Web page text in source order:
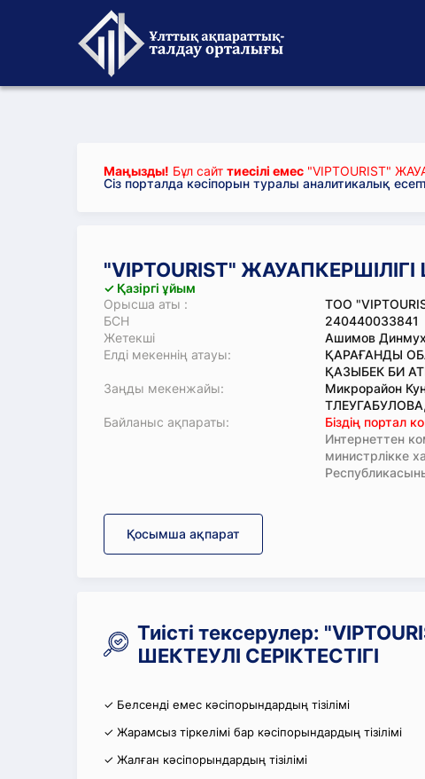
Маңызды! Бұл сайт тиесілі емес "VIPTOURIST"
Сіз порталда кәсіпорын туралы аналитикалық
"VIPTOURIST" ЖАУАПКЕРШІЛІГІ
✓ Қазіргі ұйым
Орысша аты :
ТОО
БСН
240440033841
Жетекші
Ашимов
Елді мекеннің атауы:
ҚАРАҒАНДЫ
ҚАЗЫБЕК БИ
Заңды мекенжайы:
Микрорайон
Байланыс ақпараты:
Біздің портал
Интернеттен
министрлікке
Қосымша ақпарат
Тиісті тексерулер:
ШЕКТЕУЛІ СЕРІКТЕСТІГІ
✓ Белсенді емес кәсіпорындардың тізілімі
✓ Жарамсыз тіркелімі бар кәсіпорындардың тізілімі
✓ Жалған кәсіпорындардың тізілімі